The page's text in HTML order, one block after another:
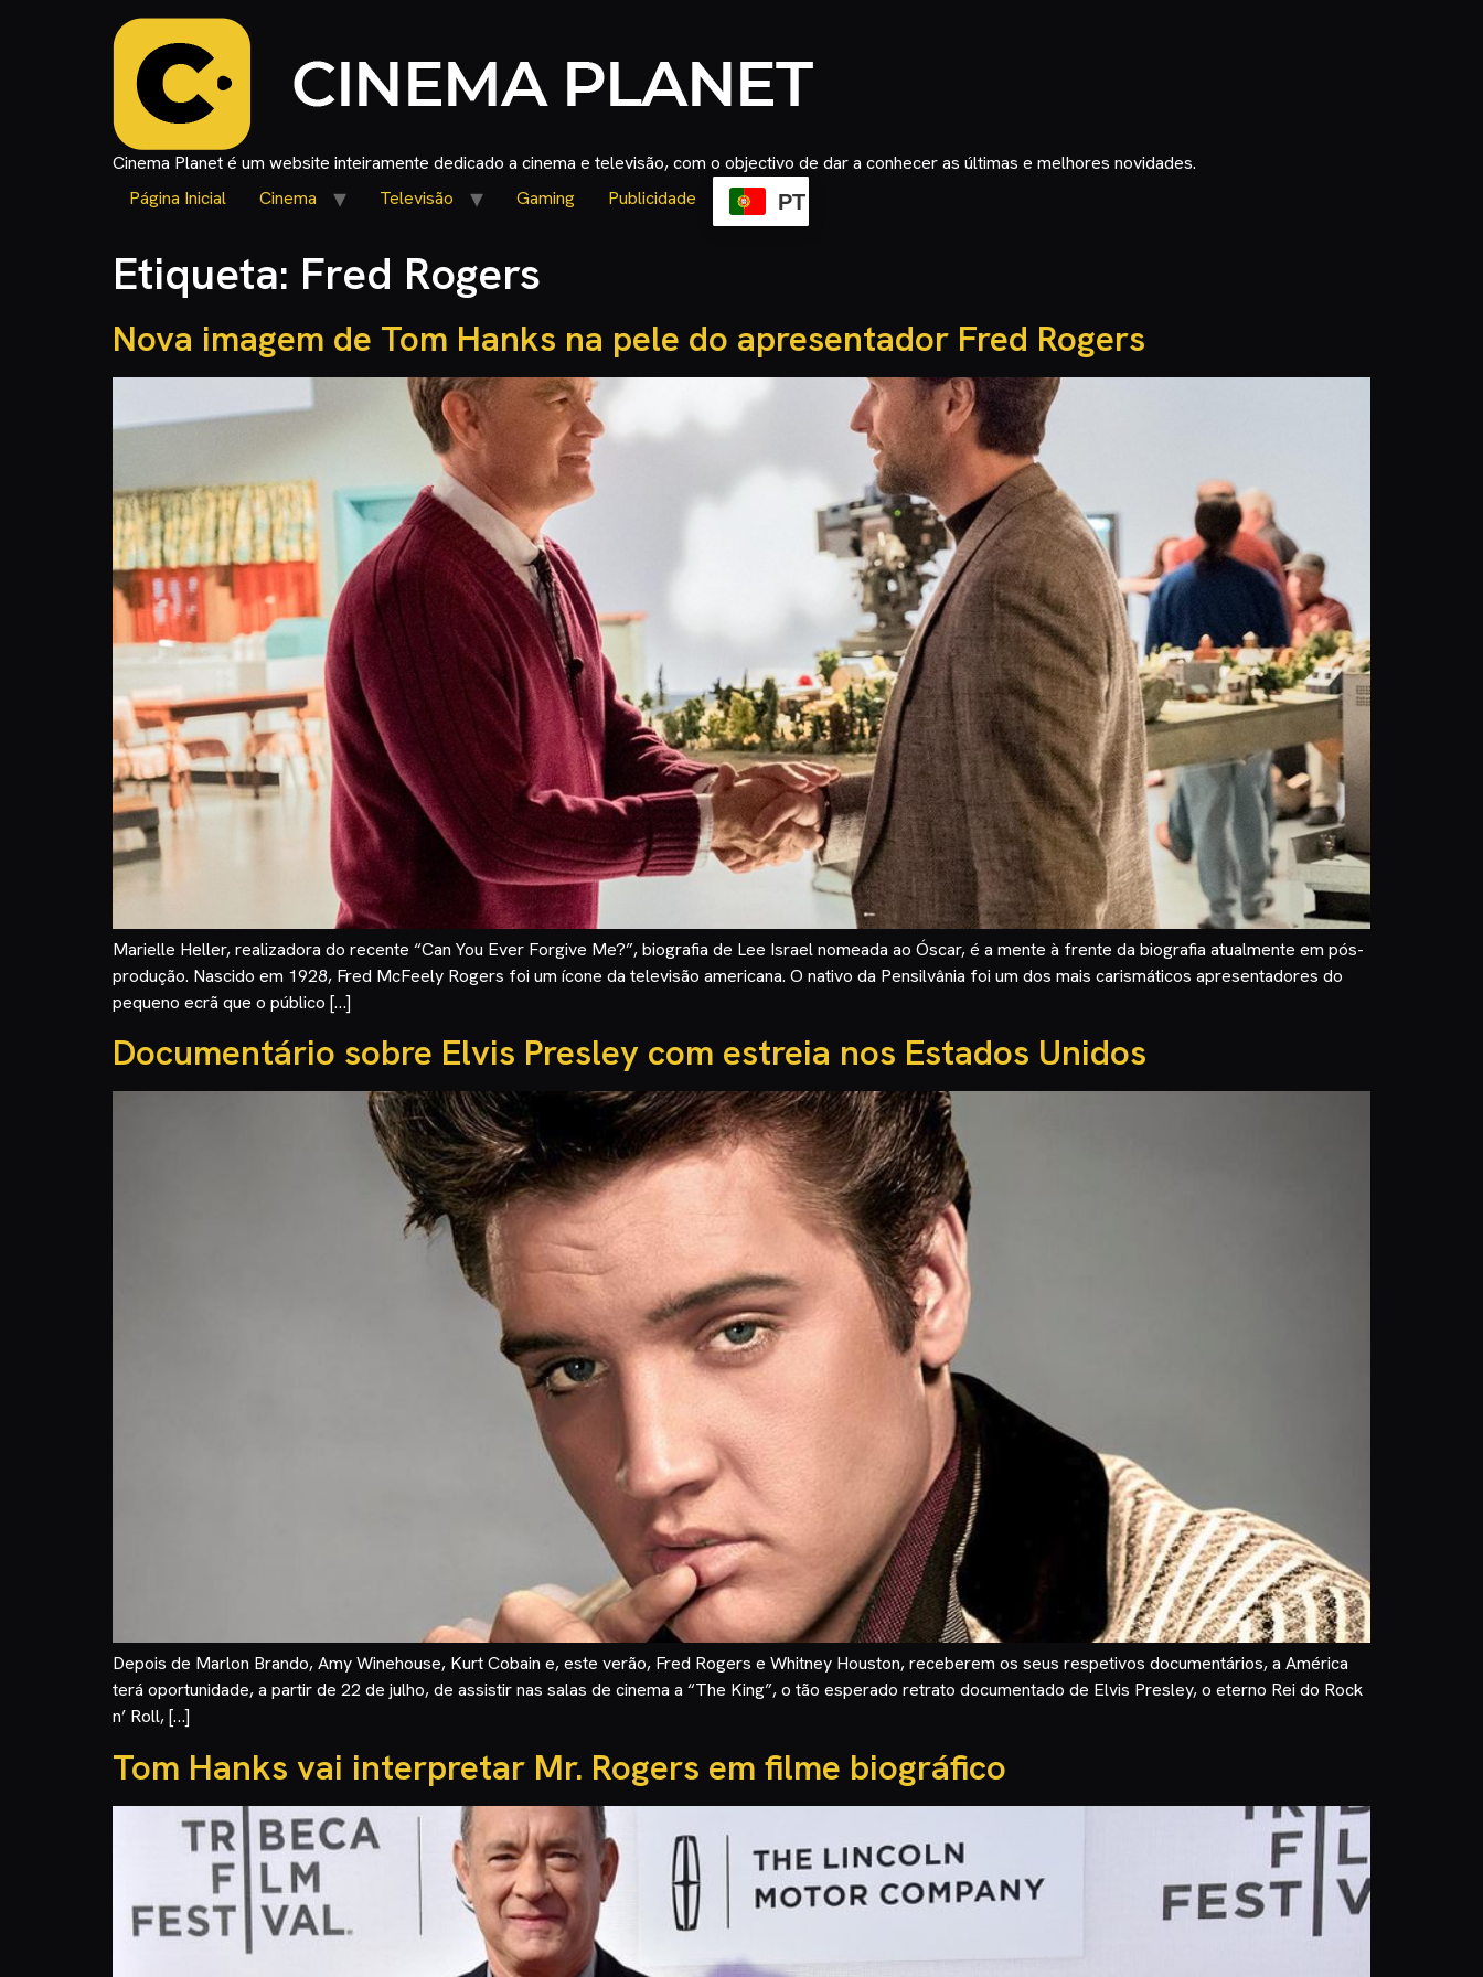
Cinema Planet é um website inteiramente dedicado a cinema e televisão, com o objectivo de dar a conhecer as últimas e melhores novidades.
Página Inicial
Cinema Televisão Gaming Publicidade PT
Etiqueta: Fred Rogers
Nova imagem de Tom Hanks na pele do apresentador Fred Rogers
Marielle Heller, realizadora do recente “Can You Ever Forgive Me?”, biografia de Lee Israel nomeada ao Óscar, é a mente à frente da biografia atualmente em pós-
produção. Nascido em 1928, Fred McFeely Rogers foi um ícone da televisão americana. O nativo da Pensilvânia foi um dos mais carismáticos apresentadores do
pequeno ecrã que o público […]
Documentário sobre Elvis Presley com estreia nos Estados Unidos
Depois de Marlon Brando, Amy Winehouse, Kurt Cobain e, este verão, Fred Rogers e Whitney Houston, receberem os seus respetivos documentários, a América
terá oportunidade, a partir de 22 de julho, de assistir nas salas de cinema a “The King”, o tão esperado retrato documentado de Elvis Presley, o eterno Rei do Rock
n’ Roll, […]
Tom Hanks vai interpretar Mr. Rogers em filme biográfico